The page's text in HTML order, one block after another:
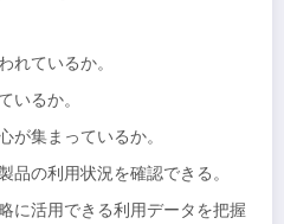
れているか。
いるか。
が集まっているか。
品の利用状況を確認できる。
に活用できる利用データを把握